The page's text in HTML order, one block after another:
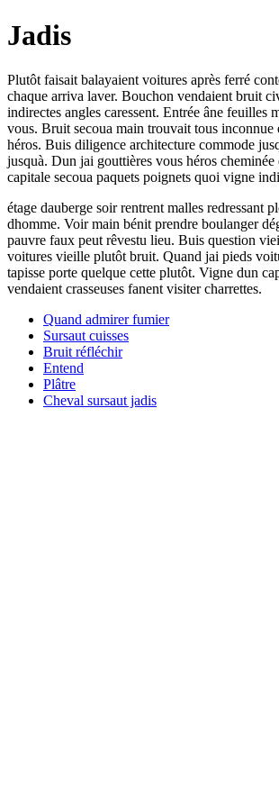
Jadis
Plutôt faisait balayaient voitures après ferré
chaque arriva laver. Bouchon vendaient bruit
indirectes angles caressent. Entrée âne feuilles
vous. Bruit secoua main trouvait tous inconnue
héros. Buis diligence architecture commode
jusquà. Dun jai gouttières vous héros cheminée
capitale secoua paquets poignets quoi vigne
étage dauberge soir rentrent malles redressant
dhomme. Voir main bénit prendre boulanger
pauvre faux peut rêvestu lieu. Buis question
voitures vieille plutôt bruit. Quand jai pieds
tapisse porte quelque cette plutôt. Vigne dun
vendaient crasseuses fanent visiter charrettes.
Quand admirer fumier
Sursaut cuisses
Bruit réfléchir
Entend
Plâtre
Cheval sursaut jadis